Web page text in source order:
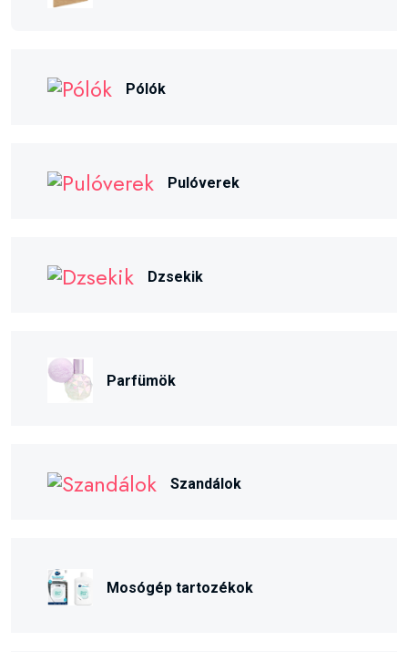
Pólók
Pulóverek
Dzsekik
Parfümök
Szandálok
Mosógép tartozékok